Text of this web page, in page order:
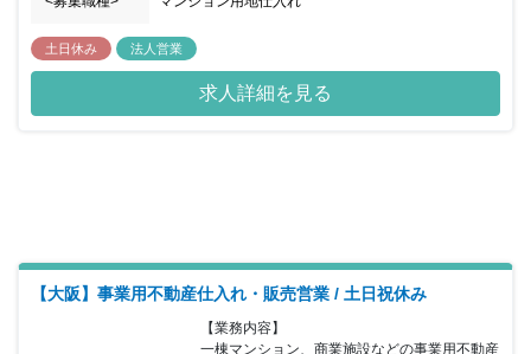
土日休み 法人営業
求人詳細を見る
【大阪】事業用不動産仕入れ・販売営業 / 土日祝休み
【業務内容】
一棟マンション、商業施設などの事業用不動産